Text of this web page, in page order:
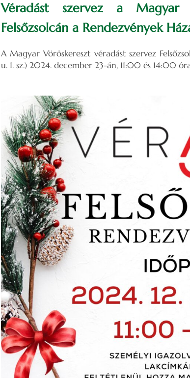
Véradást szervez a Magyar
Felsőzsolcán a Rendezvények
A Magyar Vöröskereszt véradást szervez
u. 1. sz.) 2024. december 23-án, 11:00 és 14:00